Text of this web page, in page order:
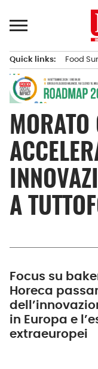
al
principale
Quick links: Food
MORATO
A
Focus su
Horeca
in Europa e
extraeuropei